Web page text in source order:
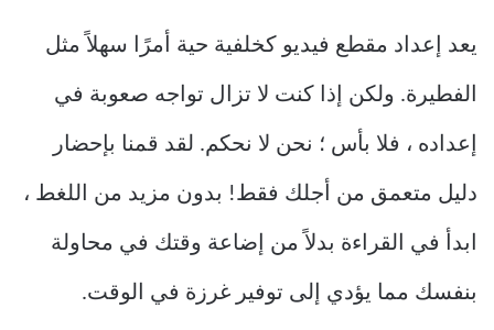
يعد إعداد مقطع فيديو كخلفية حية أمرًا سهلاً مثل
الفطيرة. ولكن إذا كنت لا تزال تواجه صعوبة في
إعداده ، فلا بأس ؛ نحن لا نحكم. لقد قمنا بإحضار
دليل متعمق من أجلك فقط! بدون مزيد من اللغط ،
ابدأ في القراءة بدلاً من إضاعة وقتك في محاولة
بنفسك مما يؤدي إلى توفير غرزة في الوقت.